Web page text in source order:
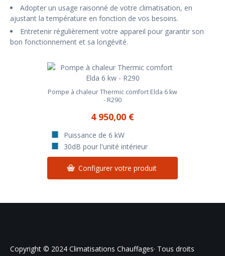
Adopter un usage raisonné de votre climatisation, en
ajustant la température en fonction de vos besoins.
Entretenir régulièrement votre appareil pour garantir son
bon fonctionnement et sa longévité.
Pompe à chaleur Thermic comfort Elda 6 kw
- R290
4 950,00 €
Puissance de 6 kW
30dB pour l'unité intérieur
Configurer votre produit
Copyright © 2024 Climatisations Chauffages· Tous droits